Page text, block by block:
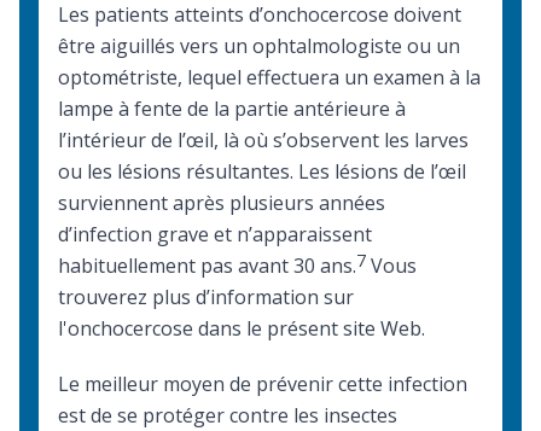
Les patients atteints d’onchocercose doivent
être aiguillés vers un ophtalmologiste ou un
optométriste, lequel effectuera un examen à la
lampe à fente de la partie antérieure à
l’intérieur de l’œil, là où s’observent les larves
ou les lésions résultantes. Les lésions de l’œil
surviennent après plusieurs années
d’infection grave et n’apparaissent
habituellement pas avant 30 ans.7 Vous
trouverez plus d’information sur
l'onchocercose dans le présent site Web.
Le meilleur moyen de prévenir cette infection
est de se protéger contre les insectes